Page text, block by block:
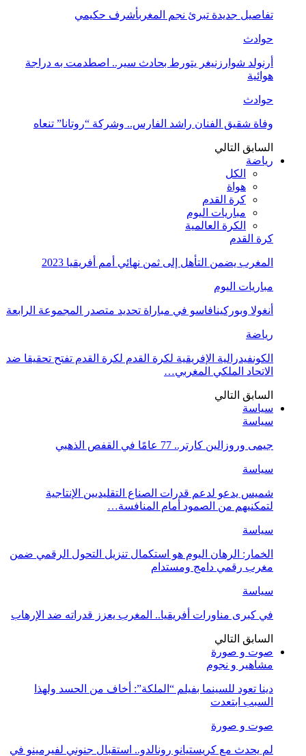
تفاصيل جديدة تبرئ نجم المغربأشرف حكيمي
حوادث
أرنولد شوارزنيغر يتورط بحادث سير.. اصطدمت به دراجة
هوائية
حوادث
وفاة شقيق الفنان راشد الفارس.. وشركة “روتانا” تنعاه
السابق التالي
رياضة
الكل
هواة
كرة القدم
مباريات اليوم
الكرة العالمية
كرة القدم
المغرب يضمن التأهل إلى ثمن نهائي أمم أفريقيا 2023
مباريات اليوم
أنغولا وبوركينافاسو في مباراة تحديد متصدر المجموعة الرابعة
رياضة
الكونفيدرالية الإفريقية لكرة القدم لكرة القدم تفتح تحقيقا ضد
الاتحاد الملكي المغربي…
السابق التالي
سياسة
سياسة
جيمى وروزالين كارتر.. 77 عامًا في القفص الذهبي
سياسة
شميس يدعو لدعم قدرات الصناع التقليديين الإنتاجية
لتمكنيهم من الصمود أمام المنافسة…
سياسة
الخمار: الرهان اليوم هو استكمال تنزيل التحول الرقمي ضمن
مغرب رقمي دامج ومستدام
سياسة
في كبرى مناورات أفريقيا.. المغرب يعزز قدراته ضد الإرهاب
السابق التالي
صوت و صورة
مشاهير و نجوم
دينا تعود للسينما بفيلم “الملكة”: أخاف من الحسد ولهذا
السبب ابتعدت
صوت و صورة
لم يحدث مع كريستيانو رونالدو.. استقبال جنوني لفيرمينو في